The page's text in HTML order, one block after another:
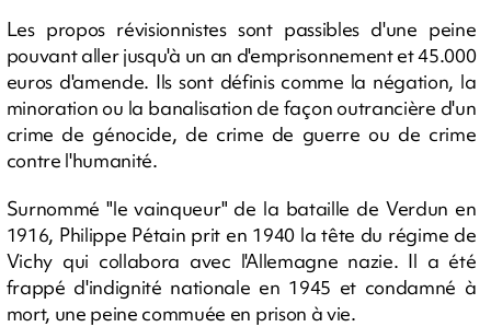
Les propos révisionnistes sont passibles d'une peine
pouvant aller jusqu'à un an d'emprisonnement et 45.000
euros d'amende. Ils sont définis comme la négation, la
minoration ou la banalisation de façon outrancière d'un
crime de génocide, de crime de guerre ou de crime
contre l'humanité.
Surnommé "le vainqueur" de la bataille de Verdun en
1916, Philippe Pétain prit en 1940 la tête du régime de
Vichy qui collabora avec l'Allemagne nazie. Il a été
frappé d'indignité nationale en 1945 et condamné à
mort, une peine commuée en prison à vie.